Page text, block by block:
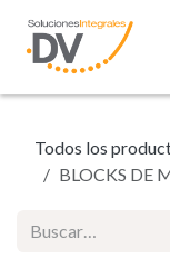
Todos los
BLOCKS DE